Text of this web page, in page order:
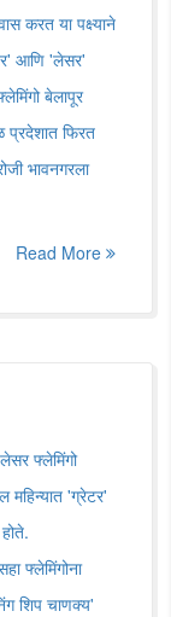
करत या पक्ष्याने
आणि 'लेसर'
बेलापूर
प्रदेशात फिरत
भावनगरला
Read More
फ्लेमिंगो
महिन्यात 'ग्रेटर'
फ्लेमिंगोना
शिप चाणक्य'